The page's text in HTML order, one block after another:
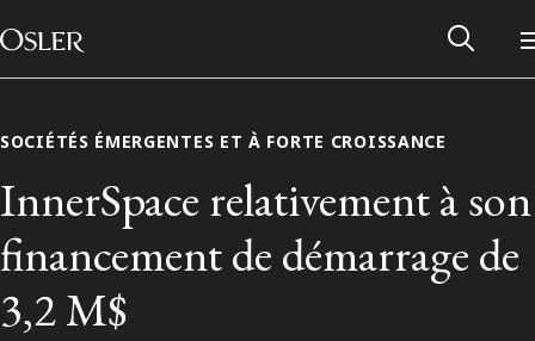
Passer au contenu
Main Navigation
SOCIÉTÉS ÉMERGENTES ET À FORTE CROISSANCE
InnerSpace relativement à son
financement de démarrage de
3,2 M$